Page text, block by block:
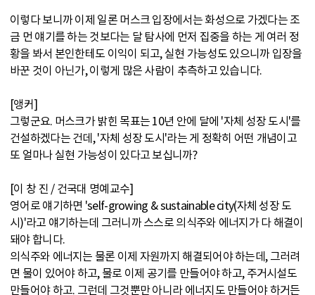
이렇다 보니까 이제 일론 머스크 입장에서는 화성으로 가겠다는 조
금 먼 얘기를 하는 것보다는 달 탐사에 먼저 집중을 하는 게 여러 정
황을 봐서 본인한테도 이익이 되고, 실현 가능성도 있으니까 입장을
바꾼 것이 아닌가, 이렇게 많은 사람이 추측하고 있습니다.
[앵커]
그렇군요. 머스크가 밝힌 목표는 10년 안에 달에 '자체 성장 도시'를
건설하겠다는 건데, '자체 성장 도시'라는 게 정확히 어떤 개념이고
또 얼마나 실현 가능성이 있다고 보십니까?
[이 창 진 / 건국대 명예교수]
영어로 얘기하면 'self-growing & sustainable city(자체 성장 도
시)'라고 얘기하는데 그러니까 스스로 의식주와 에너지가 다 해결이
돼야 합니다.
의식주와 에너지는 물론 이제 자원까지 해결되어야 하는데, 그러려
면 물이 있어야 하고, 물로 이제 공기를 만들어야 하고, 주거시설도
만들어야 하고. 그런데 그것뿐만 아니라 에너지도 만들어야 하거든